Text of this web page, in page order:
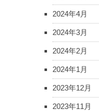
2024年4月
2024年3月
2024年2月
2024年1月
2023年12月
2023年11月